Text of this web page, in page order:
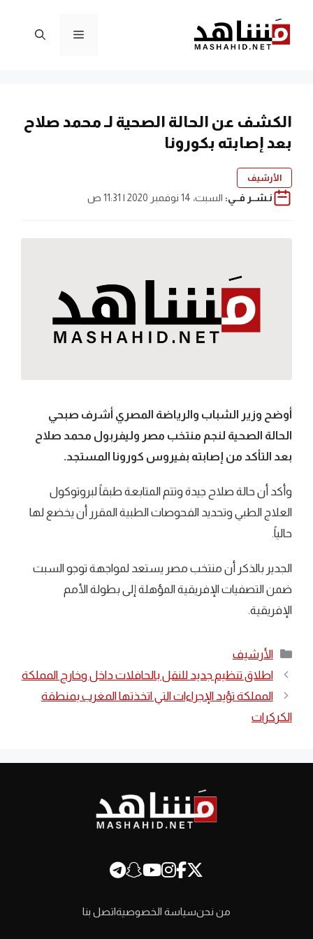
المحتوى
القائمة
الكشف عن الحالة الصحية لـ محمد صلاح
بعد إصابته بكورونا
الأرشيف
نـشــر فــي: السبت، 14 نوفمبر 2020 | 11:31 ص
أوضح وزير الشباب والرياضة المصري أشرف صبحي
الحالة الصحية لنجم منتخب مصر وليفربول محمد صلاح
بعد التأكد من إصابته بفيروس كورونا المستجد.
وأكد أن حالة صلاح جيدة وتتم المتابعة طبقاً لبروتوكول
العلاج الطبي وتحديد الفحوصات الطبية المقرر أن يخضع لها
حالياً.
الجدير بالذكر أن منتخب مصر يستعد لمواجهة توجو السبت
ضمن التصفيات الإفريقية المؤهلة إلى بطولة الأمم
الإفريقية.
التصنيفات
الأرشيف
اطلاق تنظيم جديد للنقل بالحافلات داخل وخارج المملكة
المملكة تؤيد الإجراءات التي اتخذتها المغرب بمنطقة
الكركرات
من نحنسياسة الخصوصيةاتصل بنا